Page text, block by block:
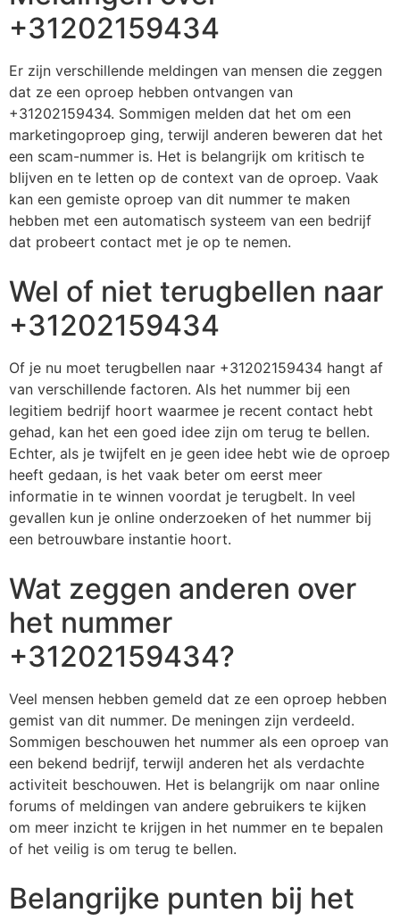
+31202159434
Er zijn verschillende meldingen van mensen die zeggen
dat ze een oproep hebben ontvangen van
+31202159434. Sommigen melden dat het om een
marketingoproep ging, terwijl anderen beweren dat het
een scam-nummer is. Het is belangrijk om kritisch te
blijven en te letten op de context van de oproep. Vaak
kan een gemiste oproep van dit nummer te maken
hebben met een automatisch systeem van een bedrijf
dat probeert contact met je op te nemen.
Wel of niet terugbellen naar
+31202159434
Of je nu moet terugbellen naar +31202159434 hangt af
van verschillende factoren. Als het nummer bij een
legitiem bedrijf hoort waarmee je recent contact hebt
gehad, kan het een goed idee zijn om terug te bellen.
Echter, als je twijfelt en je geen idee hebt wie de oproep
heeft gedaan, is het vaak beter om eerst meer
informatie in te winnen voordat je terugbelt. In veel
gevallen kun je online onderzoeken of het nummer bij
een betrouwbare instantie hoort.
Wat zeggen anderen over
het nummer
+31202159434?
Veel mensen hebben gemeld dat ze een oproep hebben
gemist van dit nummer. De meningen zijn verdeeld.
Sommigen beschouwen het nummer als een oproep van
een bekend bedrijf, terwijl anderen het als verdachte
activiteit beschouwen. Het is belangrijk om naar online
forums of meldingen van andere gebruikers te kijken
om meer inzicht te krijgen in het nummer en te bepalen
of het veilig is om terug te bellen.
Belangrijke punten bij het